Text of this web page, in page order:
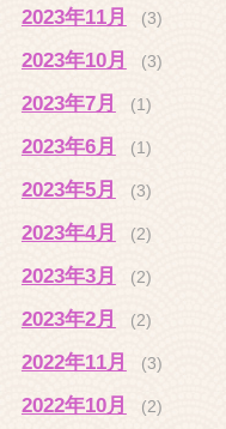
2023年11月 (3)
2023年10月 (3)
2023年7月 (1)
2023年6月 (1)
2023年5月 (3)
2023年4月 (2)
2023年3月 (2)
2023年2月 (2)
2022年11月 (3)
2022年10月 (2)